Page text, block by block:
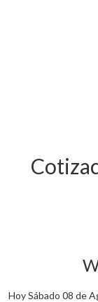
Hoy Sábado 08 de